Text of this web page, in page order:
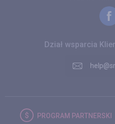
Dział wsparcia
PROGRAM PARTNERSKI